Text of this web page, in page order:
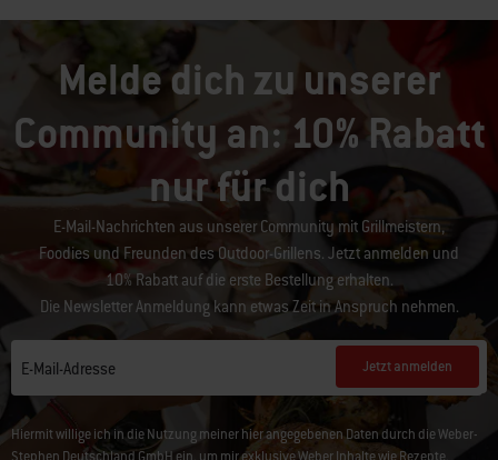
Melde dich zu unserer
Community an: 10% Rabatt
nur für dich
E-Mail-Nachrichten aus unserer Community mit Grillmeistern,
Foodies und Freunden des Outdoor-Grillens. Jetzt anmelden und
10% Rabatt auf die erste Bestellung erhalten.
Die Newsletter Anmeldung kann etwas Zeit in Anspruch nehmen.
E-Mail-Adresse Jetzt anmelden
Hiermit willige ich in die Nutzung meiner hier angegebenen Daten durch die Weber-
Stephen Deutschland GmbH ein, um mir exklusive Weber Inhalte wie Rezepte,